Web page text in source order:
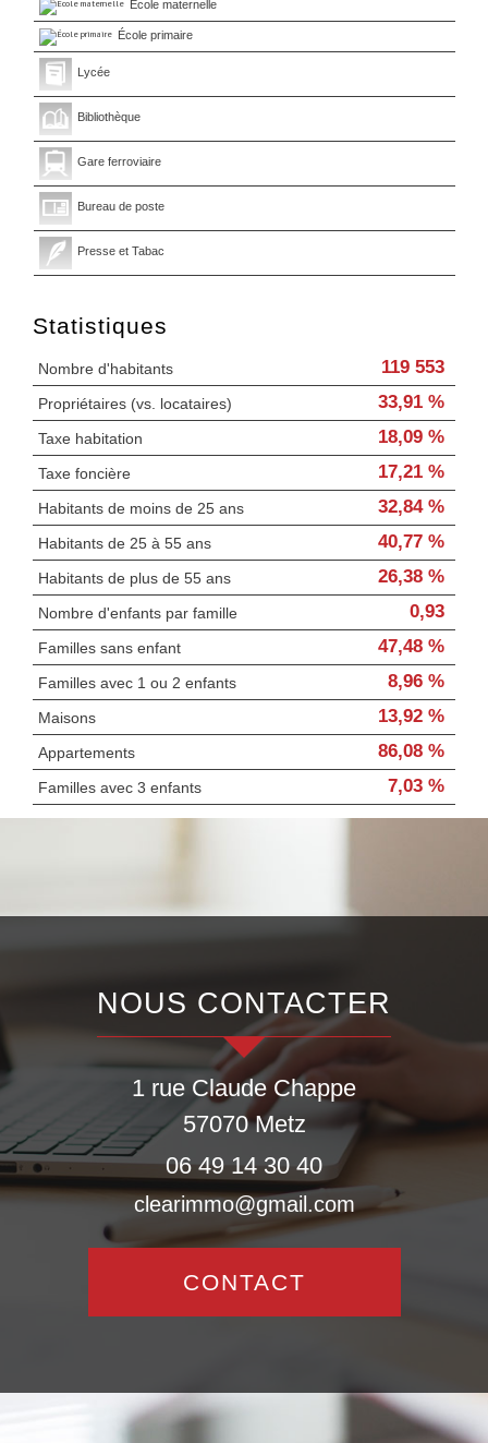
École maternelle
École primaire
Lycée
Bibliothèque
Gare ferroviaire
Bureau de poste
Presse et Tabac
Statistiques
Nombre d'habitants 119 553
Propriétaires (vs. locataires) 33,91 %
Taxe habitation 18,09 %
Taxe foncière 17,21 %
Habitants de moins de 25 ans 32,84 %
Habitants de 25 à 55 ans 40,77 %
Habitants de plus de 55 ans 26,38 %
Nombre d'enfants par famille 0,93
Familles sans enfant 47,48 %
Familles avec 1 ou 2 enfants 8,96 %
Maisons 13,92 %
Appartements 86,08 %
Familles avec 3 enfants 7,03 %
NOUS CONTACTER
1 rue Claude Chappe
57070 Metz
06 49 14 30 40
clearimmo@gmail.com
CONTACT